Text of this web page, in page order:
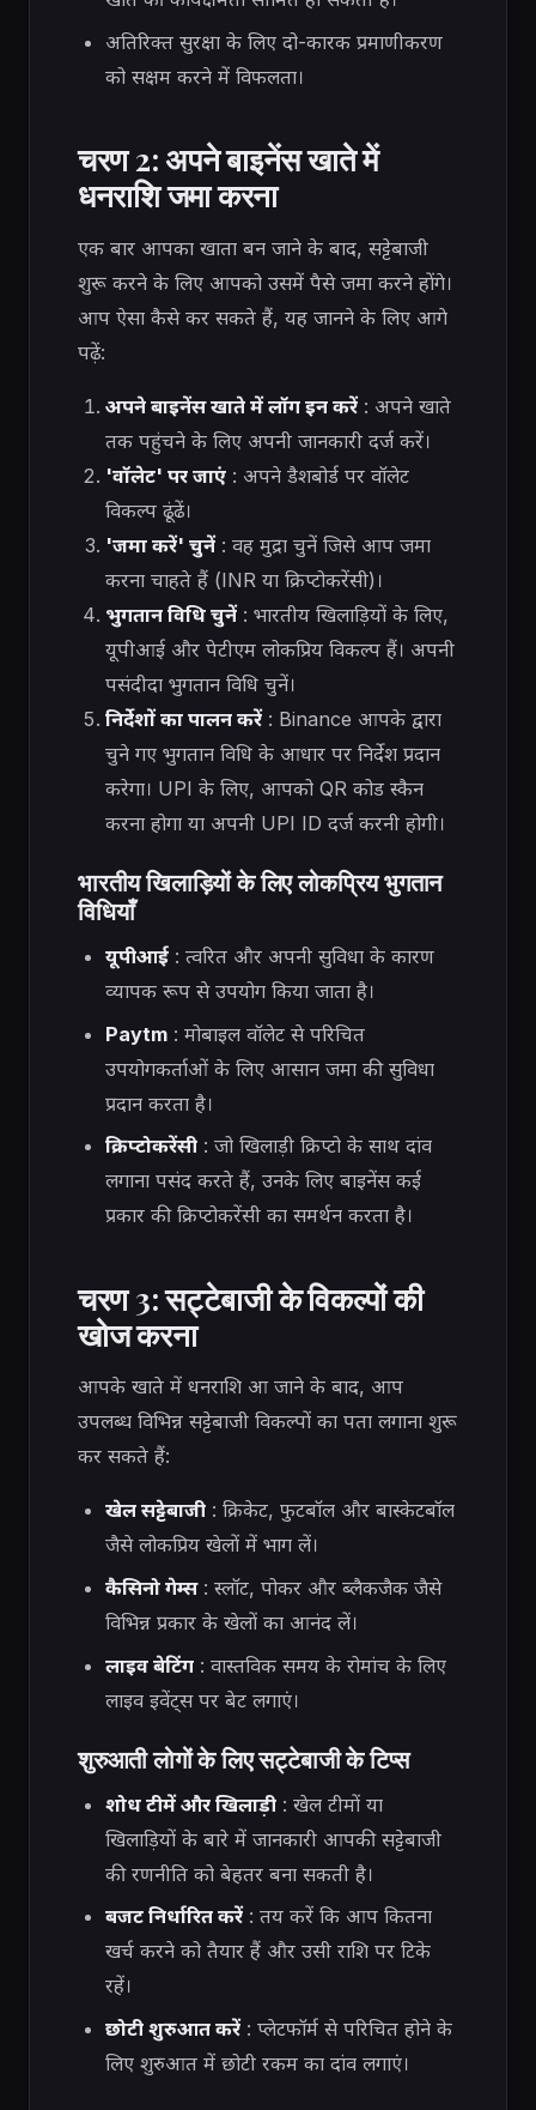
अतिरिक्त सुरक्षा के लिए दो-कारक प्रमाणीकरण
को सक्षम करने में विफलता।
चरण 2: अपने बाइनेंस खाते में
धनराशि जमा करना
एक बार आपका खाता बन जाने के बाद, सट्टेबाजी
शुरू करने के लिए आपको उसमें पैसे जमा करने होंगे।
आप ऐसा कैसे कर सकते हैं, यह जानने के लिए आगे
पढ़ें:
अपने बाइनेंस खाते में लॉग इन करें: अपने खाते
तक पहुंचने के लिए अपनी जानकारी दर्ज करें।
'वॉलेट' पर जाएं: अपने डैशबोर्ड पर वॉलेट
विकल्प ढूंढें।
'जमा करें' चुनें: वह मुद्रा चुनें जिसे आप जमा
करना चाहते हैं (INR या क्रिप्टोकरेंसी)।
भुगतान विधि चुनें: भारतीय खिलाड़ियों के लिए,
यूपीआई और पेटीएम लोकप्रिय विकल्प हैं। अपनी
पसंदीदा भुगतान विधि चुनें।
निर्देशों का पालन करें: Binance आपके द्वारा
चुने गए भुगतान विधि के आधार पर निर्देश प्रदान
करेगा। UPI के लिए, आपको QR कोड स्कैन
करना होगा या अपनी UPI ID दर्ज करनी होगी।
भारतीय खिलाड़ियों के लिए लोकप्रिय भुगतान
विधियाँ
यूपीआई: त्वरित और अपनी सुविधा के कारण
व्यापक रूप से उपयोग किया जाता है।
Paytm: मोबाइल वॉलेट से परिचित
उपयोगकर्ताओं के लिए आसान जमा की सुविधा
प्रदान करता है।
क्रिप्टोकरेंसी: जो खिलाड़ी क्रिप्टो के साथ दांव
लगाना पसंद करते हैं, उनके लिए बाइनेंस कई
प्रकार की क्रिप्टोकरेंसी का समर्थन करता है।
चरण 3: सट्टेबाजी के विकल्पों की
खोज करना
आपके खाते में धनराशि आ जाने के बाद, आप
उपलब्ध विभिन्न सट्टेबाजी विकल्पों का पता लगाना शुरू
कर सकते हैं:
खेल सट्टेबाजी: क्रिकेट, फुटबॉल और बास्केटबॉल
जैसे लोकप्रिय खेलों में भाग लें।
कैसिनो गेम्स: स्लॉट, पोकर और ब्लैकजैक जैसे
विभिन्न प्रकार के खेलों का आनंद लें।
लाइव बेटिंग: वास्तविक समय के रोमांच के लिए
लाइव इवेंट्स पर बेट लगाएं।
शुरुआती लोगों के लिए सट्टेबाजी के टिप्स
शोध टीमें और खिलाड़ी: खेल टीमों या
खिलाड़ियों के बारे में जानकारी आपकी सट्टेबाजी
की रणनीति को बेहतर बना सकती है।
बजट निर्धारित करें: तय करें कि आप कितना
खर्च करने को तैयार हैं और उसी राशि पर टिके
रहें।
छोटी शुरुआत करें: प्लेटफॉर्म से परिचित होने के
लिए शुरुआत में छोटी रकम का दांव लगाएं।